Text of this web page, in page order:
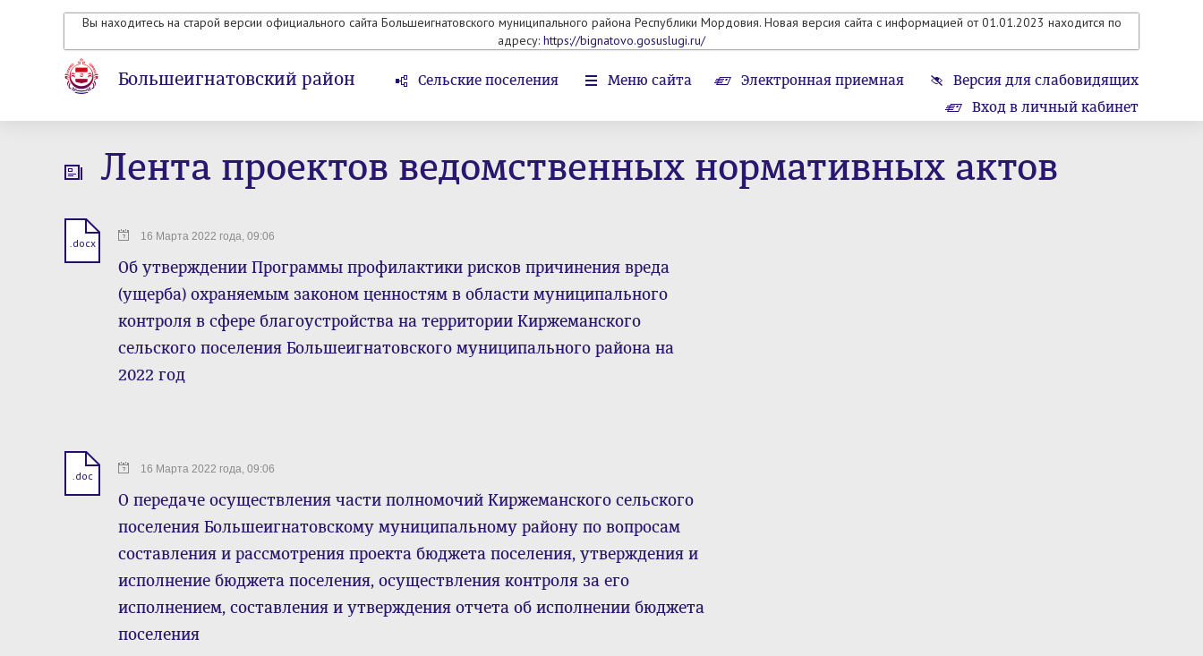
Вы находитесь на старой версии официального сайта Большеигнатовского муниципального района Республики Мордовия. Новая версия сайта с информацией от 01.01.2023 находится по
адресу: https://bignatovo.gosuslugi.ru/
Большеигнатовский район Сельские поселения Меню сайта Электронная приемная
Версия для слабовидящих
Вход в личный кабинет
Лента проектов ведомственных нормативных актов
.docx 16 Марта 2022 года, 09:06
Об утверждении Программы профилактики рисков причинения вреда
(ущерба) охраняемым законом ценностям в области муниципального
контроля в сфере благоустройства на территории Киржеманского
сельского поселения Большеигнатовского муниципального района на
2022 год
.doc 16 Марта 2022 года, 09:06
О передаче осуществления части полномочий Киржеманского сельского
поселения Большеигнатовскому муниципальному району по вопросам
составления и рассмотрения проекта бюджета поселения, утверждения и
исполнение бюджета поселения, осуществления контроля за его
исполнением, составления и утверждения отчета об исполнении бюджета
поселения